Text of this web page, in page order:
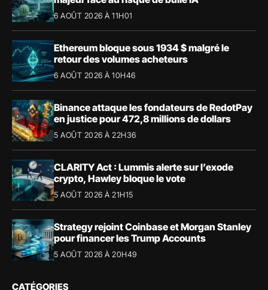
6 AOÛT 2026 À 11H01
Ethereum bloque sous 1934 $ malgré le
retour des volumes acheteurs
6 AOÛT 2026 À 10H46
Binance attaque les fondateurs de RedotPay
en justice pour 472,8 millions de dollars
5 AOÛT 2026 À 22H36
CLARITY Act : Lummis alerte sur l’exode
crypto, Hawley bloque le vote
5 AOÛT 2026 À 21H15
Strategy rejoint Coinbase et Morgan Stanley
pour financer les Trump Accounts
5 AOÛT 2026 À 20H49
CATÉGORIES